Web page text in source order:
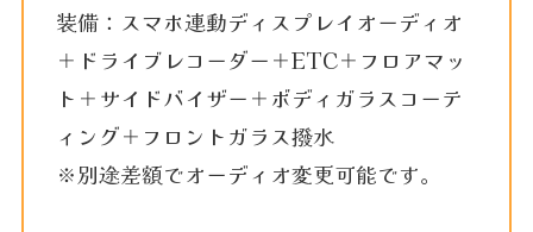
装備：スマホ連動ディスプレイオーディオ
＋ドライブレコーダー＋ETC＋フロアマッ
ト＋サイドバイザー＋ボディガラスコーテ
ィング＋フロントガラス撥水
※別途差額でオーディオ変更可能です。